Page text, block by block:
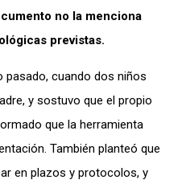
no la menciona
previstas.
pasado, cuando dos niños
y sostuvo que el propio
que la herramienta
También planteó que
en plazos y protocolos, y